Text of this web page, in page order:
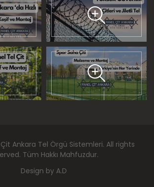
Ankara Tel Örgü Sistemleri. All rights
Tüm Hakkı Mahfuzdur.
Design by A.D